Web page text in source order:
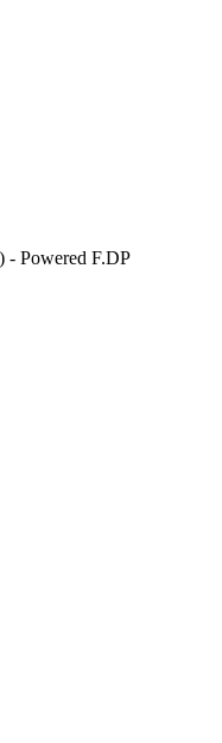
- Powered F.DP